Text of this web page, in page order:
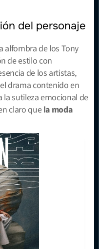
del personaje
alfombra de los Tony
de estilo con
de los artistas,
drama contenido en
sutileza emocional de
claro que la moda